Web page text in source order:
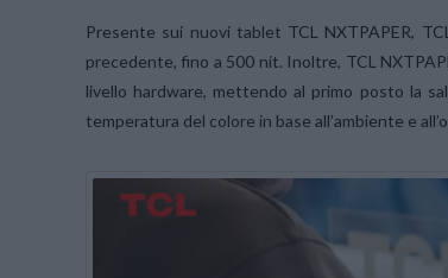
Presente sui nuovi tablet TCL NXTPAPER,
precedente, fino a 500 nit. Inoltre, TCL
livello hardware, mettendo al primo posto la
temperatura del colore in base all’ambiente e